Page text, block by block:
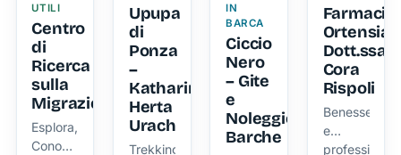
UTILI
Centro
di
Ricerca
sulla
Migrazione
Esplora,
Conosci,
Upupa
di
Ponza
–
Katharina
Herta
Urach
Trekking
IN
BARCA
Ciccio
Nero
– Gite
e
Noleggio
Barche
Farmacia
Ortensia
Dott.ssa
Cora
Rispoli
Benessere
e